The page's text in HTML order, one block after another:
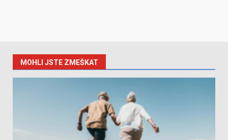
MOHLI JSTE ZMEŠKAT